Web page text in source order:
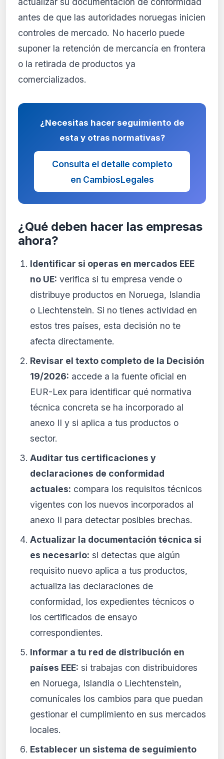
antes de que las autoridades noruegas inicien
controles de mercado. No hacerlo puede
suponer la retención de mercancía en frontera
o la retirada de productos ya
comercializados.
¿Necesitas hacer seguimiento de
esta y otras normativas?
Consulta el detalle completo
en CambiosLegales
¿Qué deben hacer las empresas
ahora?
Identificar si operas en mercados EEE
no UE: verifica si tu empresa vende o
distribuye productos en Noruega, Islandia
o Liechtenstein. Si no tienes actividad en
estos tres países, esta decisión no te
afecta directamente.
Revisar el texto completo de la Decisión
19/2026: accede a la fuente oficial en
EUR-Lex para identificar qué normativa
técnica concreta se ha incorporado al
anexo II y si aplica a tus productos o
sector.
Auditar tus certificaciones y
declaraciones de conformidad
actuales: compara los requisitos técnicos
vigentes con los nuevos incorporados al
anexo II para detectar posibles brechas.
Actualizar la documentación técnica si
es necesario: si detectas que algún
requisito nuevo aplica a tus productos,
actualiza las declaraciones de
conformidad, los expedientes técnicos o
los certificados de ensayo
correspondientes.
Informar a tu red de distribución en
países EEE: si trabajas con distribuidores
en Noruega, Islandia o Liechtenstein,
comunícales los cambios para que puedan
gestionar el cumplimiento en sus mercados
locales.
Establecer un sistema de seguimiento